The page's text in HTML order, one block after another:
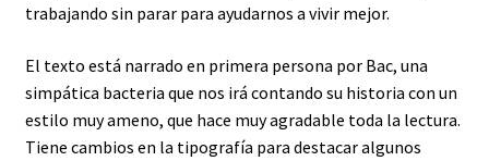
trabajando sin parar para ayudarnos a vivir mejor.
El texto está narrado en primera persona por Bac, una
simpática bacteria que nos irá contando su historia con un
estilo muy ameno, que hace muy agradable toda la lectura.
Tiene cambios en la tipografía para destacar algunos